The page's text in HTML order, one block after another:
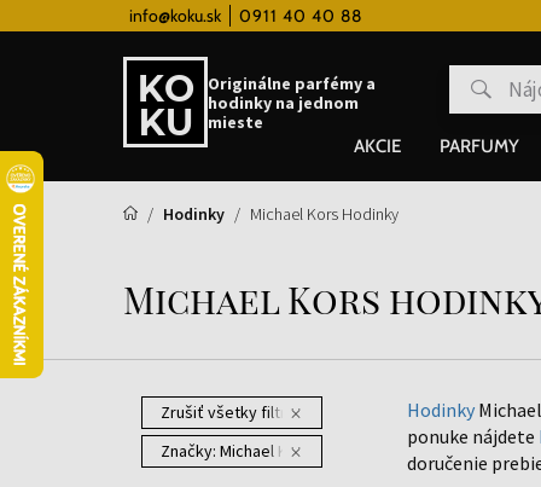
info@koku.sk 0911 40 40 88Vernostný systém
Originálne parfémy a
hodinky na jednom
mieste
AKCIE PARFUMY
Hodinky Michael Kors Hodinky
Michael Kors
Zrušiť všetky filtre
Značky: Michael Kors
Hodinky
ponuke nájdete
doručenie